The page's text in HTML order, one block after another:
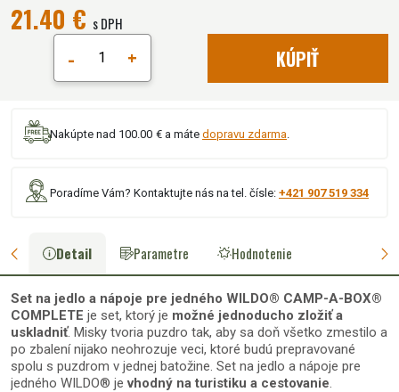
21.40 € s DPH
- + KÚPIŤ
Nakúpte nad 100.00 € a máte dopravu zdarma
Poradíme Vám? Kontaktujte nás na tel. čísle: +421 907 519 334
Detail Parametre Hodnotenie
Set na jedlo a nápoje pre jedného WILDO® CAMP-A-BOX®
COMPLETE je set, ktorý je možné jednoducho zložiť a
uskladniť. Misky tvoria puzdro tak, aby sa doň všetko zmestilo a
po zbalení nijako neohrozuje veci, ktoré budú prepravované
spolu s puzdrom v jednej batožine. Set na jedlo a nápoje pre
jedného WILDO® jevhodný na turistiku a cestovanie.